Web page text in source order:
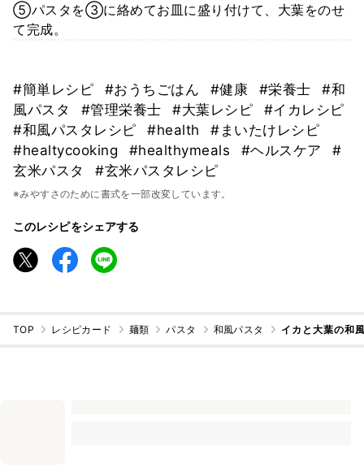
⑤パスタを③に絡めてお皿に盛り付けて、大葉をのせ
て完成。
#簡単レシピ #おうちごはん #健康 #栄養士
#和
風パスタ
#管理栄養士 #大葉レシピ
#イカレシピ
#和風パスタレシピ
#health
#まいたけレシピ
#healtycooking
#healthymeals #ヘルスケア
#
玄米パスタ
#玄米パスタレシピ
※みやすさのために書式を一部改変しています。
このレシピをシェアする
TOP レシピカード 麺類 パスタ 和風パスタ イカと大葉の和